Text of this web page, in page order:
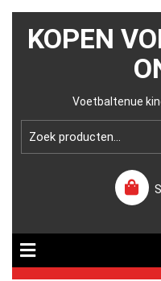
KOPEN
Voetbaltenue